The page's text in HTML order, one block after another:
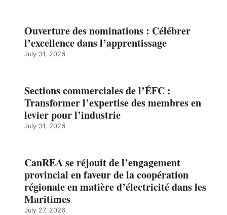
Ouverture des nominations : Célébrer
l’excellence dans l’apprentissage
July 31, 2026
Sections commerciales de l’ÉFC :
Transformer l’expertise des membres en
levier pour l’industrie
July 31, 2026
CanREA se réjouit de l’engagement
provincial en faveur de la coopération
régionale en matière d’électricité dans les
Maritimes
July 27, 2026